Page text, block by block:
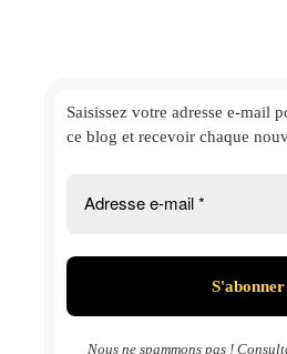
Saisissez votre adresse e-mail
ce blog et recevoir chaque
Nous ne spammons pas !